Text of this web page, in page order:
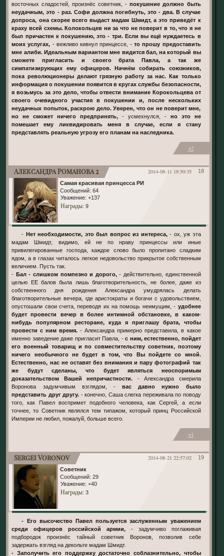
восточных сладостей, произнёс советник, -покушение должно быть
неудачным, это - раз. Софи должна погибнуть, это - два. В случае
допроса, она скорее всего выдаст мадам Шмидт, а это приведёт к
краху всей схемы. Колокольцев ни за что не поверит в то, что я не
был причастен к покушению, это - три. Если вы ещё нуждаетесь в
моих услугах, - вежливо кивнул принцессе, -то прошу предоставить
мне алиби. Идеальным вариантом мне видится бал, на который вы
сможете пригласить и своего брата Павла, а так же
симпатизирующих ему офицеров. Начнём собирать союзников,
пока революционеры делают грязную работу за нас. Как только
информация о покушении появится в кругах службы безопасности,
я возьмусь за это дело, чтобы отвести внимание Корокольцева от
своего очевидного участия в покушении и, после нескольких
неудачных попыток, раскрою дело. Уверен, что он не поверит мне,
но не сможет ничего предпринять, - усмехнулся, - но это не
помешает ему ликвидировать меня в случае, если я стану
представлять реальную угрозу его планам на наследника.
+2
18
2014-08-11 18:50:35
Александра Романова 2
Самая красивая принцесса РИ
Сообщений: 64
Уважение: +137
Награды: 9
Нет необходимости, это был вопрос из интереса,- ох, уж эта
мадам Шмидт, видимо, ей не по нраву принцессы или иные
привилегированные господа, каждое слово было пропитано сладким
ядом, а в глазах читалось легкое недовольство прикрытое собственным
величием. Пусть так.
- Бал - слишком помпезно и дорого,- действительно, единственной
целью ЕЕ балов была лишь благотворительность, не более, даже из
собственного дня рождения Александра умудрялась делать
благотворительные вечера, где аристократы и богачи с удовольствием,
опустошали свои счета, переводя их на помощь неимущим, - удобнее
будет провести вечер в более интимной обстановке, в каком-
нибудь популярном ресторане, куда я приглашу брата, чтобы
провести с ним время. - Александра примерно представила, в какое
именно заведение даже пригласит Павла, -с ним, естественно, пойдет
его военный товарищ и по совместительству советник, поэтому
ничего необычного не будет в том, что Вы пойдете со мной.
Естественно, нас не оставят без внимания и пару фотографий так
же будут сделаны, что будет являться неоспоримым
доказательством Вашей непричастности. - Александра смерила
Воронова задумчивым взглядом, -вас давно нужно было
представить друг другу. - конечно, Саша слегка переживала по поводу
того, как Павел воспримет подобного человека, как Сергей, а если
точнее, то Советник являлся тем типажом, который принц Российской
Империи не любил, пожалуй, больше всего.
+1
19
2014-08-21 22:57:02
Sergei Voronov
Советник
Сообщений: 29
Уважение: +40
Награды: 3
- Его высочество Павел пользуется заслуженным уважением
среди офицеров российской армии,- задумчиво поглаживая
подбородок произнёс тайный советник Воронов, позволив себе
задержать взгляд на декольте мадам Шмидт.
- Заполучить его поддержку достаточно соблазнительно, чтобы